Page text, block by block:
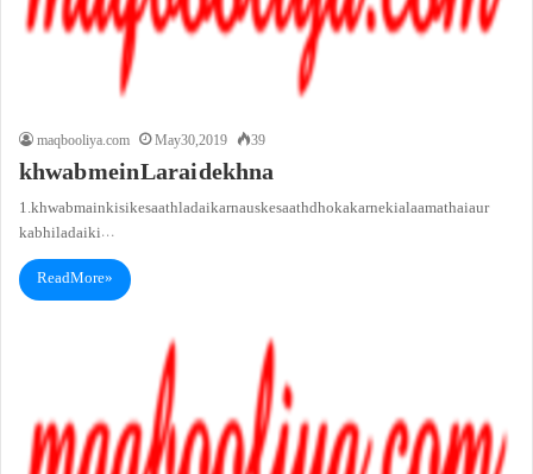
maqbooliya.com May 30, 2019 39
khwab mein Larai dekhna
1. khwab main kisi ke saath ladai karna us ke saath dhoka karne ki alaamat hai aur
kabhi ladai ki…
Read More »